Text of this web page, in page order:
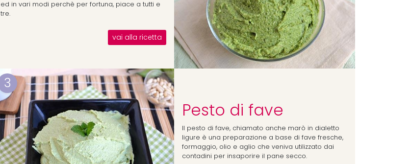
ed in vari modi perchè per fortuna, piace a tutti e
tre.
vai alla ricetta
3
Pesto di fave
Il pesto di fave, chiamato anche marò in dialetto
ligure è una preparazione a base di fave fresche,
formaggio, olio e aglio che veniva utilizzato dai
contadini per insaporire il pane secco.